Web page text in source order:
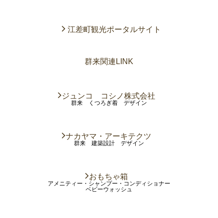
江差町観光ポータルサイト
群来関連LINK
ジュンコ コシノ株式会社
群来 くつろぎ着 デザイン
ナカヤマ・アーキテクツ
群来 建築設計 デザイン
おもちゃ箱
アメニティー・シャンプー・コンディショナー
ベビーウォッシュ